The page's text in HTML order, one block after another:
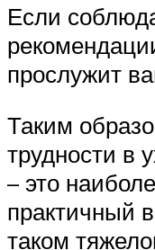
Если
прослужит
Таким
трудности в
– это
практичный
таком